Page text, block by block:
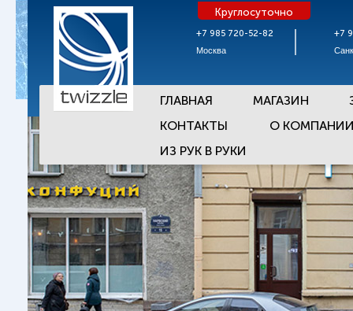
+7 985 720-52-82
Москва
Круглосуточно
+7
ГЛАВНАЯ МАГАЗИН
КОНТАКТЫ
О
ИЗ РУК В РУКИ